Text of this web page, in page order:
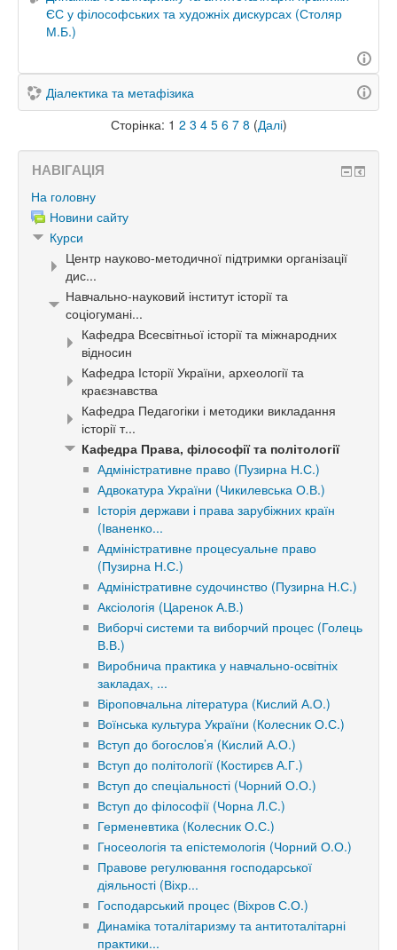
ЄС у філософських та художніх дискурсах (Столяр
М.Б.)
Діалектика та метафізика
Сторінка: 1 2 3 4 5 6 7 8 (Далі)
НАВІГАЦІЯ
На головну
Новини сайту
Курси
Центр науково-методичної підтримки організації
дис...
Навчально-науковий інститут історії та
соціогумані...
Кафедра Всесвітньої історії та міжнародних
відносин
Кафедра Історії України, археології та
краєзнавства
Кафедра Педагогіки і методики викладання
історії т...
Кафедра Права, філософії та політології
Адміністративне право (Пузирна Н.С.)
Адвокатура України (Чикилевська О.В.)
Історія держави і права зарубіжних країн
(Іваненко...
Адміністративне процесуальне право
(Пузирна Н.С.)
Адміністративне судочинство (Пузирна Н.С.)
Аксіологія (Царенок А.В.)
Виборчі системи та виборчий процес (Голець
В.В.)
Виробнича практика у навчально-освітніх
закладах, ...
Віроповчальна література (Кислий А.О.)
Воїнська культура України (Колесник О.С.)
Вступ до богослов’я (Кислий А.О.)
Вступ до політології (Костирєв А.Г.)
Вступ до спеціальності (Чорний О.О.)
Вступ до філософії (Чорна Л.С.)
Герменевтика (Колесник О.С.)
Гносеологія та епістемологія (Чорний О.О.)
Правове регулювання господарської
діяльності (Віхр...
Господарський процес (Віхров С.О.)
Динаміка тоталітаризму та антитоталітарні
практики...